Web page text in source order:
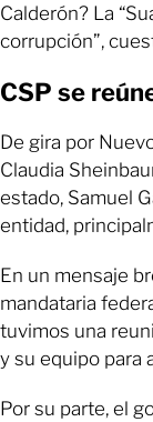
Calderón? La
corrupción”,
CSP se
De gira por
Claudia
estado, Samuel
entidad,
En un mensaje
mandataria
tuvimos una
y su equipo para
Por su parte, el